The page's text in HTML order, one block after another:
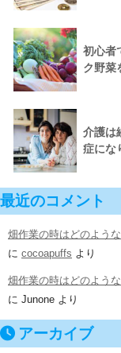
初心者
ク野菜
介護は
症にな
最近のコメント
畑作業の時はどのよう
に cocoapuffs より
畑作業の時はどのよう
に Junone より
アーカイブ